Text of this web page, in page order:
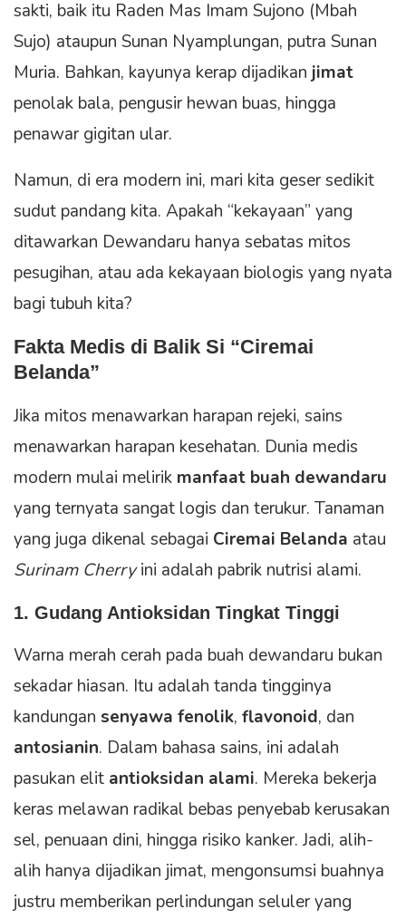
sakti, baik itu Raden Mas Imam Sujono (Mbah
Sujo) ataupun Sunan Nyamplungan, putra Sunan
Muria. Bahkan, kayunya kerap dijadikan jimat
penolak bala, pengusir hewan buas, hingga
penawar gigitan ular.
Namun, di era modern ini, mari kita geser sedikit
sudut pandang kita. Apakah “kekayaan” yang
ditawarkan Dewandaru hanya sebatas mitos
pesugihan, atau ada kekayaan biologis yang nyata
bagi tubuh kita?
Fakta Medis di Balik Si “Ciremai
Belanda”
Jika mitos menawarkan harapan rejeki, sains
menawarkan harapan kesehatan. Dunia medis
modern mulai melirik manfaat buah dewandaru
yang ternyata sangat logis dan terukur. Tanaman
yang juga dikenal sebagai Ciremai Belanda atau
Surinam Cherryini adalah pabrik nutrisi alami.
1. Gudang Antioksidan Tingkat Tinggi
Warna merah cerah pada buah dewandaru bukan
sekadar hiasan. Itu adalah tanda tingginya
kandungan senyawa fenolik, flavonoid, dan
antosianin. Dalam bahasa sains, ini adalah
pasukan elit antioksidan alami. Mereka bekerja
keras melawan radikal bebas penyebab kerusakan
sel, penuaan dini, hingga risiko kanker. Jadi, alih-
alih hanya dijadikan jimat, mengonsumsi buahnya
justru memberikan perlindungan seluler yang